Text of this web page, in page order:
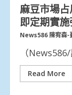
麻豆市場
即定期實
News586 陳宥森-
（
Read More